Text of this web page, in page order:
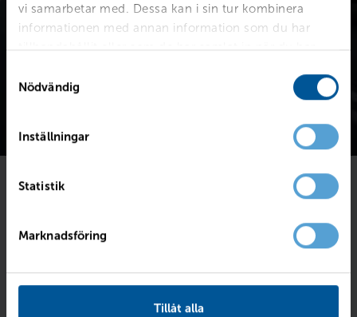
vi samarbetar med. Dessa kan i sin tur kombinera
informationen med annan information som du har
tillhandahållit eller som de har samlat in när du har
Nödvändig
Inställningar
Statistik
Marknadsföring
Tillåt alla
Värdera din bil
Fyll i dina kontaktuppgifter så skriver vi till dig
Intresseanmälan förSandero III TCe 90 essentialmed
registreringsnummer: